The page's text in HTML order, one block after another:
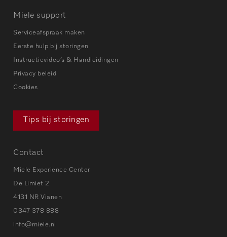
Miele support
Serviceafspraak maken
Eerste hulp bij storingen
Instructievideo’s & Handleidingen
Privacy beleid
Cookies
Tips bij storingen
Contact
Miele Experience Center
De Limiet 2
4131 NR Vianen
0347 378 888
info@miele.nl